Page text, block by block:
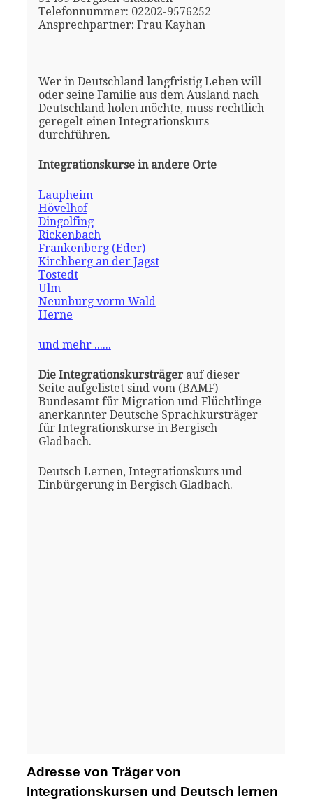
Telefonnummer: 02202-9576252
Ansprechpartner: Frau Kayhan
Wer in Deutschland langfristig Leben will
oder seine Familie aus dem Ausland nach
Deutschland holen möchte, muss rechtlich
geregelt einen Integrationskurs
durchführen.
Integrationskurse in andere Orte
Laupheim
Hövelhof
Dingolfing
Rickenbach
Frankenberg (Eder)
Kirchberg an der Jagst
Tostedt
Ulm
Neunburg vorm Wald
Herne
und mehr ......
Die Integrationskursträgerauf dieser
Seite aufgelistet sind vom (BAMF)
Bundesamt für Migration und Flüchtlinge
anerkannter Deutsche Sprachkursträger
für Integrationskurse in Bergisch
Gladbach.
Deutsch Lernen, Integrationskurs und
Einbürgerung in Bergisch Gladbach.
Adresse von Träger von
Integrationskursen und Deutsch lernen